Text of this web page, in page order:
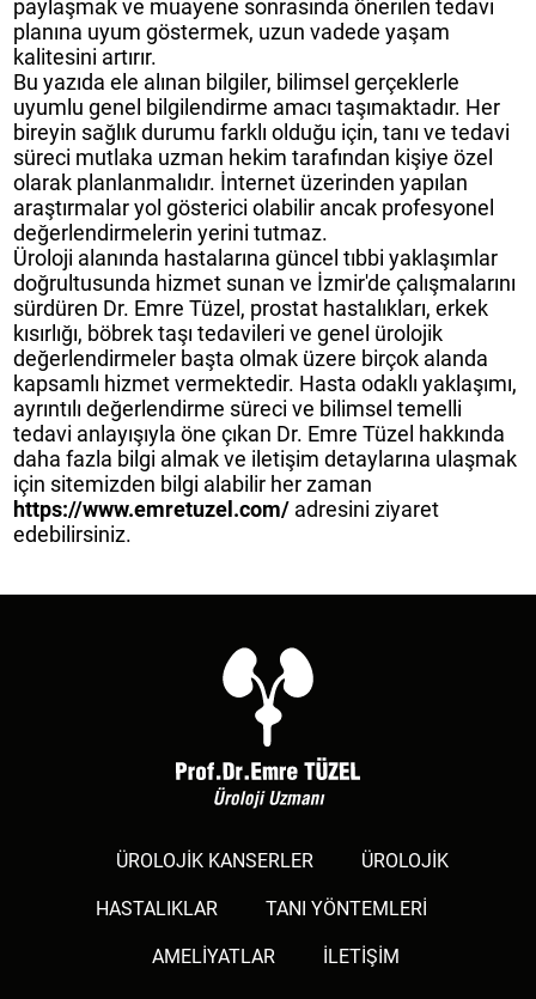
paylaşmak ve muayene sonrasında önerilen tedavi
planına uyum göstermek, uzun vadede yaşam
kalitesini artırır.
Bu yazıda ele alınan bilgiler, bilimsel gerçeklerle
uyumlu genel bilgilendirme amacı taşımaktadır. Her
bireyin sağlık durumu farklı olduğu için, tanı ve tedavi
süreci mutlaka uzman hekim tarafından kişiye özel
olarak planlanmalıdır. İnternet üzerinden yapılan
araştırmalar yol gösterici olabilir ancak profesyonel
değerlendirmelerin yerini tutmaz.
Üroloji alanında hastalarına güncel tıbbi yaklaşımlar
doğrultusunda hizmet sunan ve İzmir'de çalışmalarını
sürdüren Dr. Emre Tüzel, prostat hastalıkları, erkek
kısırlığı, böbrek taşı tedavileri ve genel ürolojik
değerlendirmeler başta olmak üzere birçok alanda
kapsamlı hizmet vermektedir. Hasta odaklı yaklaşımı,
ayrıntılı değerlendirme süreci ve bilimsel temelli
tedavi anlayışıyla öne çıkan Dr. Emre Tüzel hakkında
daha fazla bilgi almak ve iletişim detaylarına ulaşmak
için sitemizden bilgi alabilir her zaman
https://www.emretuzel.com/ adresini ziyaret
edebilirsiniz.
ÜROLOJİK KANSERLER ÜROLOJİK
HASTALIKLAR TANI YÖNTEMLERİ
AMELİYATLAR İLETİŞİM